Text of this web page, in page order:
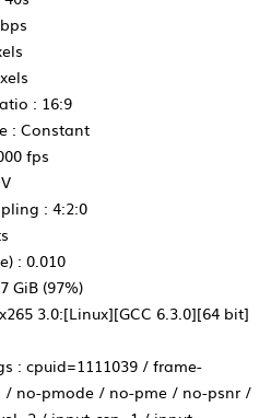
: 16:9
: Constant
fps
: 4:2:0
: 0.010
GiB (97%)
3.0:[Linux][GCC 6.3.0][64 bit]
: cpuid=1111039 / frame-
/ no-pmode / no-pme / no-psnr /